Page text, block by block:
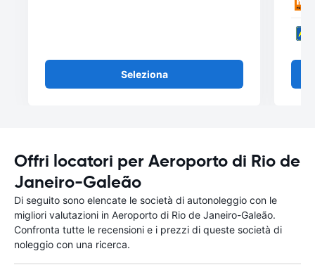
Seleziona
Offri locatori per Aeroporto di Rio de
Janeiro-Galeão
Di seguito sono elencate le società di autonoleggio con le
migliori valutazioni in Aeroporto di Rio de Janeiro-Galeão.
Confronta tutte le recensioni e i prezzi di queste società di
noleggio con una ricerca.